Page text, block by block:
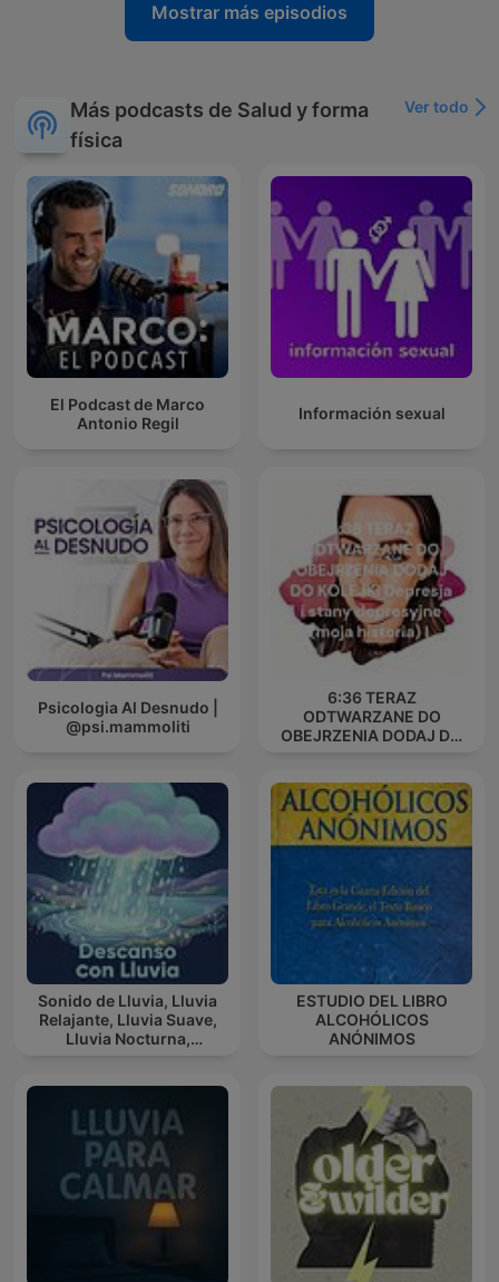
Mostrar más episodios
Más podcasts de Salud y forma
física
Ver todo
El Podcast de Marco
Antonio Regil
Información sexual
Psicologia Al Desnudo |
@psi.mammoliti
6:36 TERAZ
ODTWARZANE DO
OBEJRZENIA DODAJ DO
historia) I
Sonido de Lluvia, Lluvia
Relajante, Lluvia Suave,
Lluvia Nocturna,
ESTUDIO DEL LIBRO
ALCOHÓLICOS
ANÓNIMOS